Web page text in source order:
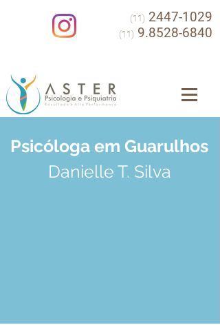
(11) 2447-1029
(11) 9.8528-6840
Psicóloga em Guarulhos
Danielle T. Silva